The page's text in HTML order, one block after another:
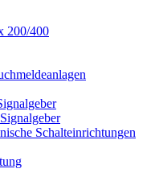
200/400
Schalteinrichtungen